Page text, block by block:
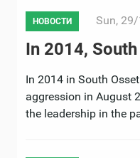
НОВОСТИ Sun,
In 2014,
In 2014 in South
aggression in August
the leadership in the